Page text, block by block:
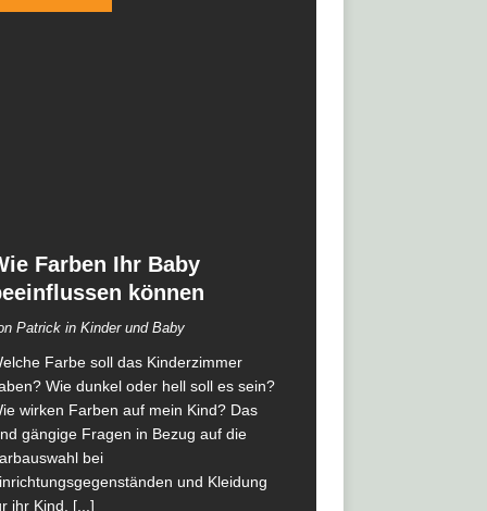
Farben Ihr Baby
können
Patrick in Kinder und Baby
Farbe soll das Kinderzimmer
Wie dunkel oder hell soll es sein?
wirken Farben auf mein Kind? Das
gängige Fragen in Bezug auf die
bei
und Kleidung
ihr Kind. [...]